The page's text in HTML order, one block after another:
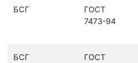
БСГ
ГОСТ
7473-94
БСГ
ГОСТ